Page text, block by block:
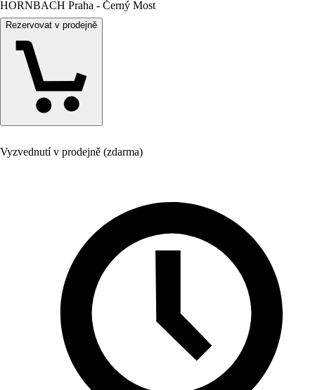
HORNBACH Praha - Černý Most
Rezervovat v prodejně
Vyzvednutí v prodejně (zdarma)